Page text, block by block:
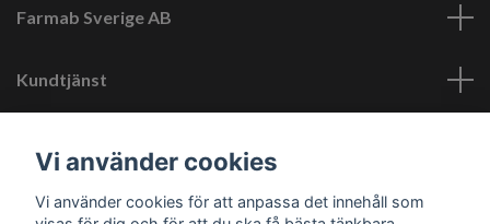
Farmab Sverige AB
Kundtjänst
Sociala medier
Vi använder cookies
Vi använder cookies för att anpassa det innehåll som